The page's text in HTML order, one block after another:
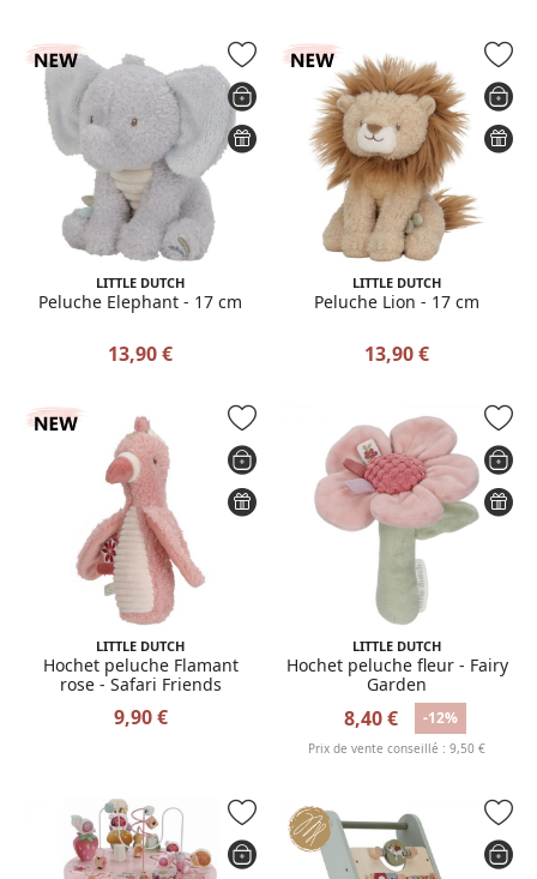
LITTLE DUTCH
Peluche Elephant - 17 cm
13,90 €
LITTLE DUTCH
Peluche Lion - 17 cm
13,90 €
LITTLE DUTCH
Hochet peluche Flamant
rose - Safari Friends
9,90 €
LITTLE DUTCH
Hochet peluche fleur - Fairy
Garden
8,40 € -12%
Prix de vente conseillé : 9,50 €